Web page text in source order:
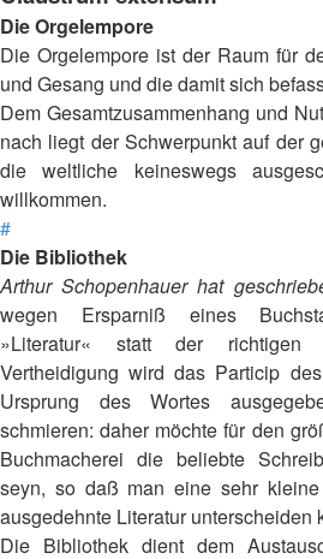
Die Orgelempore
Die Orgelempore ist der Raum für
und Gesang und die damit sich
Dem Gesamtzusammenhang und
nach liegt der Schwerpunkt auf der
die weltliche keineswegs
willkommen.
#
Die Bibliothek
Arthur Schopenhauer hat
wegen Ersparniß eines
»Literatur« statt der richtigen
Vertheidigung wird das Particip
Ursprung des Wortes
schmieren: daher möchte für den
Buchmacherei die beliebte
seyn, so daß man eine sehr
ausgedehnte Literatur unterscheiden
Die Bibliothek dient dem